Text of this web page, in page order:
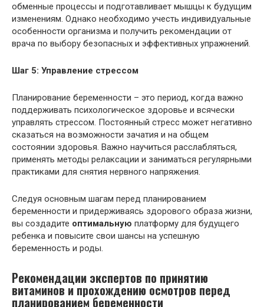
обменные процессы и подготавливает мышцы к будущим
изменениям. Однако необходимо учесть индивидуальные
особенности организма и получить рекомендации от
врача по выбору безопасных и эффективных упражнений.
Шаг 5: Управление стрессом
Планирование беременности – это период, когда важно
поддерживать психологическое здоровье и всячески
управлять стрессом. Постоянный стресс может негативно
сказаться на возможности зачатия и на общем
состоянии здоровья. Важно научиться расслабляться,
применять методы релаксации и заниматься регулярными
практиками для снятия нервного напряжения.
Следуя основным шагам перед планированием
беременности и придерживаясь здорового образа жизни,
вы создадите оптимальную платформу для будущего
ребенка и повысите свои шансы на успешную
беременность и роды.
Рекомендации экспертов по принятию
витаминов и прохождению осмотров перед
планированием беременности